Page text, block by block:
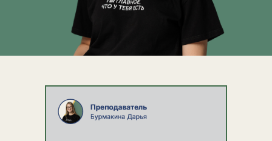
8 модулей курса, включая
Академическое письмо